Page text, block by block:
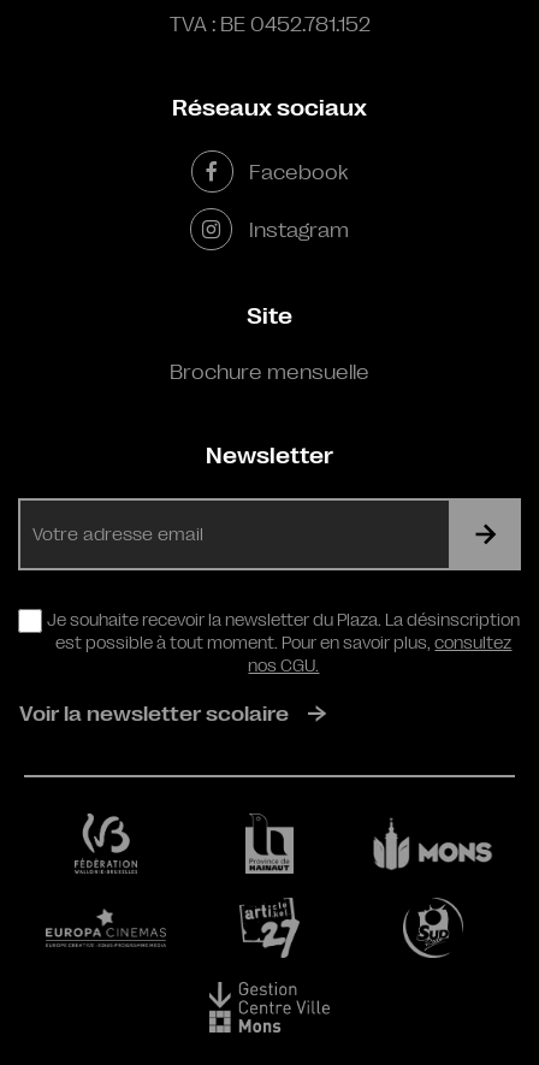
TVA : BE 0452.781.152
Réseaux sociaux
Facebook
Instagram
Site
Brochure mensuelle
Newsletter
RGPD
Je souhaite recevoir la newsletter du Plaza. La désinscription
est possible à tout moment. Pour en savoir plus,consultez
nos CGU.
Voir la newsletter scolaire